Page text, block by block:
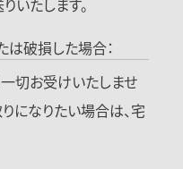
いたします。
破損した場合：
切お受けいたしませ
になりたい場合は、宅